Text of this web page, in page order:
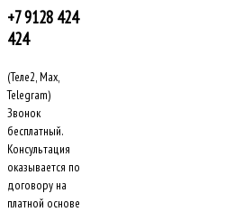
+7 9128 424
424
(Теле2, Max,
Telegram)
Звонок
бесплатный.
Консультация
оказывается по
договору на
платной основе